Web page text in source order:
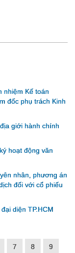
nhiệm Kế toán
đốc phụ trách Kinh
giới hành chính
hoạt động văn
nhân, phương án
đối với cổ phiếu
diện TP.HCM
7 8 9